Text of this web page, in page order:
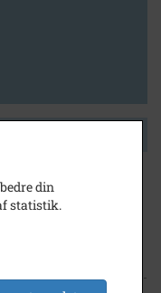
din
statistik.